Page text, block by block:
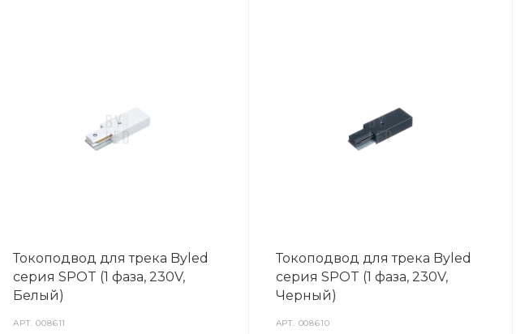
Токоподвод для трека Byled
серия SPOT (1 фаза, 230V,
Белый)
АРТ.008611
Токоподвод для трека Byled
серия SPOT (1 фаза, 230V,
Черный)
АРТ. 008610